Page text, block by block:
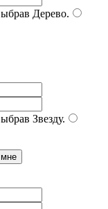
Дерево.
Звезду.